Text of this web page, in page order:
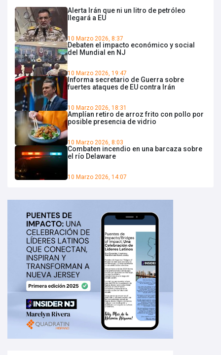
Alerta Irán que ni un litro de petróleo
llegará a EU
10 Marzo 2026, 8:37
Debaten el impacto económico y social
del Mundial en NJ
10 Marzo 2026, 19:47
Informa secretario de Guerra sobre
fuertes ataques de EU contra Irán
10 Marzo 2026, 18:31
Amplían retiro de arroz frito con pollo por
posible presencia de vidrio
10 Marzo 2026, 8:03
Combaten incendio en una barcaza sobre
el río Delaware
10 Marzo 2026, 14:07